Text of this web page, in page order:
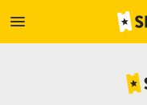
menu